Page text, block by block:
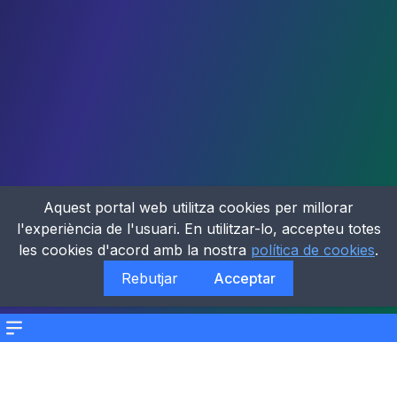
Menu
Aquest portal web utilitza cookies per millorar
l'experiència de l'usuari. En utilitzar-lo, accepteu totes
les cookies d'acord amb la nostra política de cookies.
Rebutjar
Acceptar